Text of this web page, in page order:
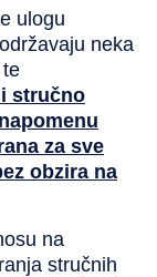
ulogu
neka
stručno
za sve
obzira na
na
stručnih